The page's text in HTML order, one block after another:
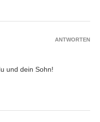
und dein Sohn!
ANTWORTEN